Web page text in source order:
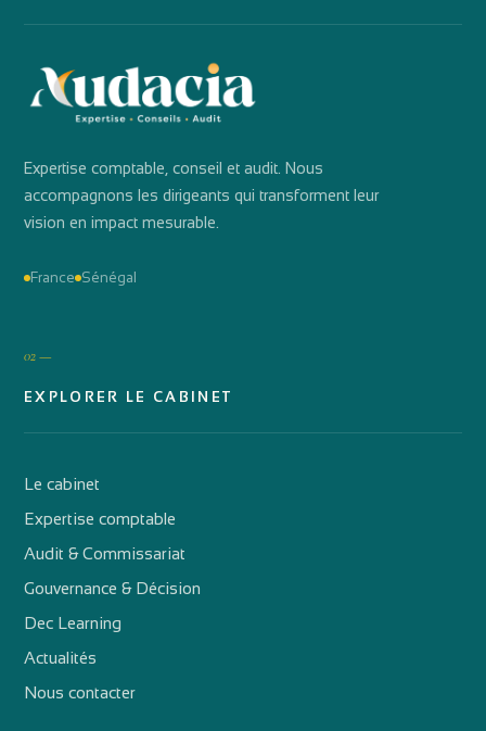
Expertise comptable, conseil et audit. Nous
accompagnons les dirigeants qui transforment leur
vision en impact mesurable.
France Sénégal
02 —
EXPLORER LE CABINET
Le cabinet
Expertise comptable
Audit & Commissariat
Gouvernance & Décision
Dec Learning
Actualités
Nous contacter